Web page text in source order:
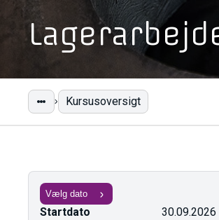
Kursusoversigt
Startdato
30.09.2026